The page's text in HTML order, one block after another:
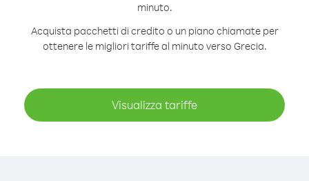
minuto.
Acquista pacchetti di credito o un piano chiamate per
ottenere le migliori tariffe al minuto verso Grecia.
Visualizza tariffe